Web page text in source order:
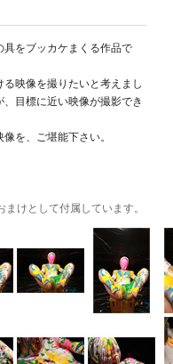
をブッカケまくる作品で
映像を撮りたいと考えまし
目標に近い映像が撮影でき
を、ご堪能下さい。
まけとして付属しています。